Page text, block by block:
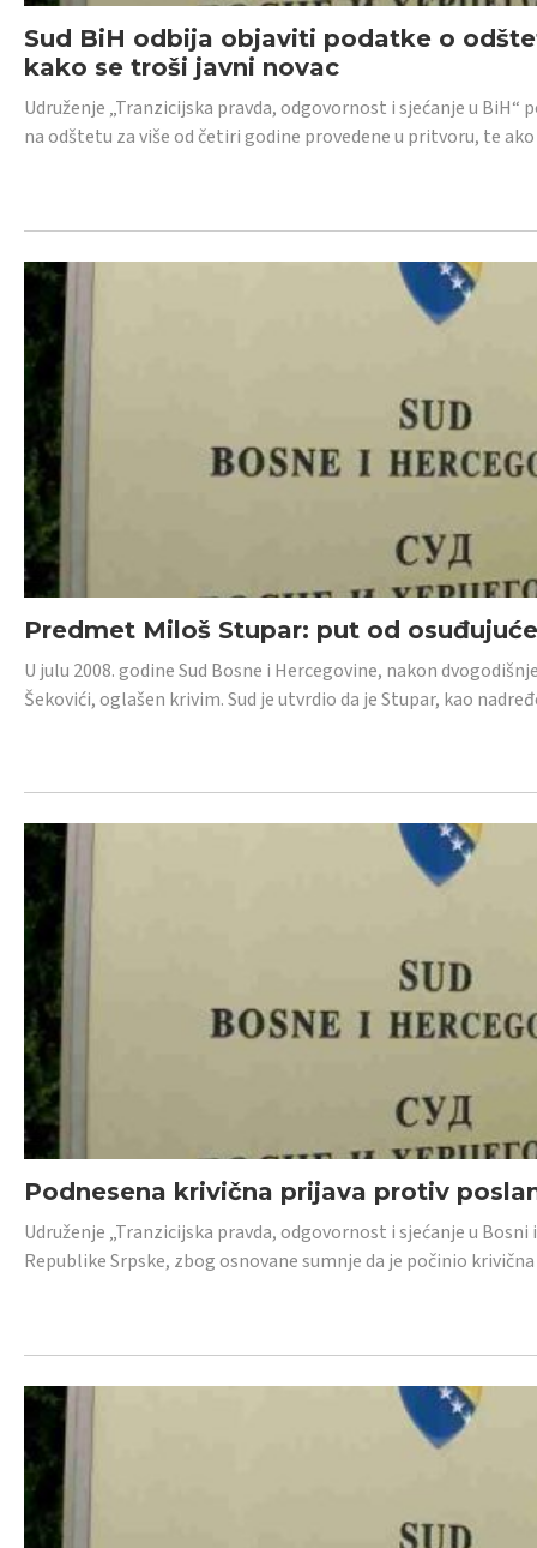
Sud BiH odbija objaviti podatke o
kako se troši javni novac
Udruženje „Tranzicijska pravda, odgovornost i sjećanje u
na odštetu za više od četiri godine provedene u pritvoru, te
Predmet Miloš Stupar: put od
U julu 2008. godine Sud Bosne i Hercegovine, nakon
Šekovići, oglašen krivim. Sud je utvrdio da je Stupar, kao
Podnesena krivična prijava protiv
Udruženje „Tranzicijska pravda, odgovornost i sjećanje u
Republike Srpske, zbog osnovane sumnje da je počinio